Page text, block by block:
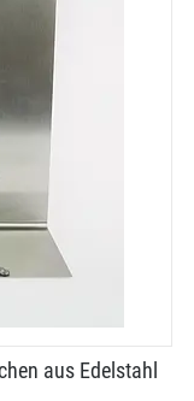
aus Edelstahl